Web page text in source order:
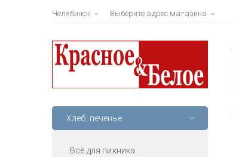
Челябинск Выберите адрес магазина
Хлеб, печенье
Всё для пикника